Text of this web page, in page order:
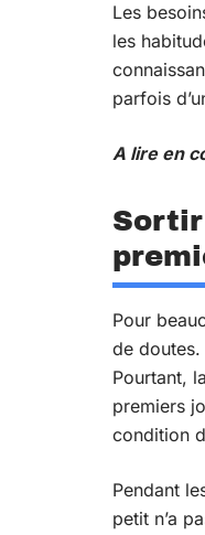
Les
les
parfois
A lire en
Pour
de doutes.
Pourtant,
premiers
condition
Pendant
petit n’a